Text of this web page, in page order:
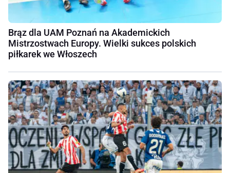
Brąz dla UAM Poznań na Akademickich
Mistrzostwach Europy. Wielki sukces polskich
piłkarek we Włoszech